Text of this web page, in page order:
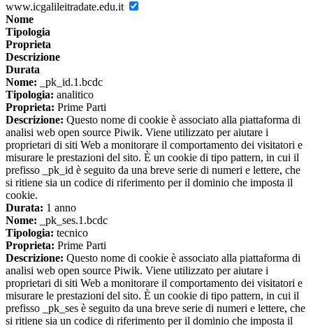
www.icgalileitradate.edu.it
Nome
Tipologia
Proprieta
Descrizione
Durata
Nome: _pk_id.1.bcdc
Tipologia: analitico
Proprieta: Prime Parti
Descrizione: Questo nome di cookie è associato alla piattaforma di
analisi web open source Piwik. Viene utilizzato per aiutare i
proprietari di siti Web a monitorare il comportamento dei visitatori e
misurare le prestazioni del sito. È un cookie di tipo pattern, in cui il
prefisso _pk_id è seguito da una breve serie di numeri e lettere, che
si ritiene sia un codice di riferimento per il dominio che imposta il
cookie.
Durata: 1 anno
Nome: _pk_ses.1.bcdc
Tipologia: tecnico
Proprieta: Prime Parti
Descrizione: Questo nome di cookie è associato alla piattaforma di
analisi web open source Piwik. Viene utilizzato per aiutare i
proprietari di siti Web a monitorare il comportamento dei visitatori e
misurare le prestazioni del sito. È un cookie di tipo pattern, in cui il
prefisso _pk_ses è seguito da una breve serie di numeri e lettere, che
si ritiene sia un codice di riferimento per il dominio che imposta il